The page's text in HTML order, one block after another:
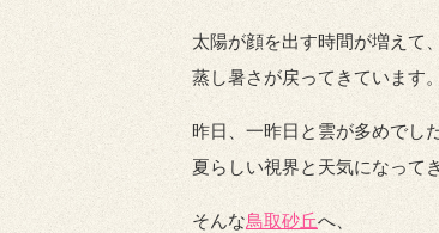
太陽が顔を出す時間が増えて、
蒸し暑さが戻ってきています。
昨日、一昨日と雲が多めでした
夏らしい視界と天気になって
そんな鳥取砂丘へ、